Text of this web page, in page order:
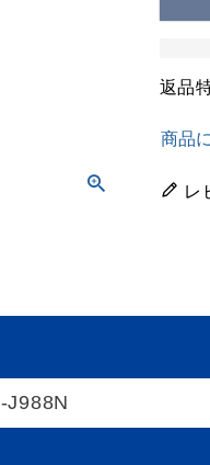
返品
商品
レ
J988N